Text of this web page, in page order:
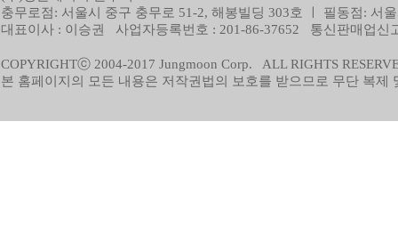
충무로점: 서울시 중구 충무로 51-2, 해봉빌딩 303호 ㅣ 필동점: 서
대표이사 : 이승권 사업자등록번호 : 201-86-37652 통신판매업신
COPYRIGHTⓒ 2004-2017 Jungmoon Corp. ALL RIGHTS
본 홈페이지의 모든 내용은 저작권법의 보호를 받으므로 무단 복제